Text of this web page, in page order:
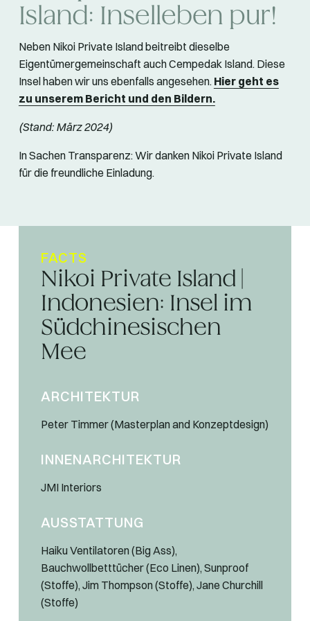
Island: Inselleben pur!
Neben Nikoi Private Island beitreibt dieselbe
Eigentümergemeinschaft auch Cempedak Island. Diese
Insel haben wir uns ebenfalls angesehen. Hier geht es
zu unserem Bericht und den Bildern.
(Stand: März 2024)
In Sachen Transparenz: Wir danken Nikoi Private Island
für die freundliche Einladung.
FACTS
Nikoi Private Island |
Indonesien: Insel im
Südchinesischen
Mee
ARCHITEKTUR
Peter Timmer (Masterplan and Konzeptdesign)
INNENARCHITEKTUR
JMI Interiors
AUSSTATTUNG
Haiku Ventilatoren (Big Ass),
Bauchwollbetttücher (Eco Linen), Sunproof
(Stoffe), Jim Thompson (Stoffe), Jane Churchill
(Stoffe)